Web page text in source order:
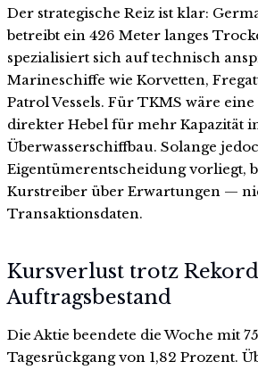
Der strategische Reiz ist klar:
betreibt ein 426 Meter langes
spezialisiert sich auf technisch
Marineschiffe wie Korvetten,
Patrol Vessels. Für TKMS wäre
direkter Hebel für mehr Kapazität
Überwasserschiffbau. Solange
Eigentümerentscheidung vorliegt,
Kurstreiber über Erwartungen —
Transaktionsdaten.
Kursverlust trotz
Auftragsbestand
Die Aktie beendete die Woche mit
Tagesrückgang von 1,82 Prozent.